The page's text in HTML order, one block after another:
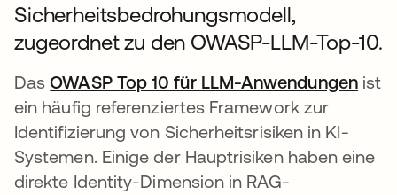
Sicherheitsbedrohungsmodell,
zugeordnet zu den OWASP-LLM-Top-10.
DasOWASP Top 10 für LLM-Anwendungenwird
ist
ein häufig referenziertes Framework zur
Identifizierung von Sicherheitsrisiken in KI-
Systemen. Einige der Hauptrisiken haben eine
direkte Identity-Dimension in RAG-